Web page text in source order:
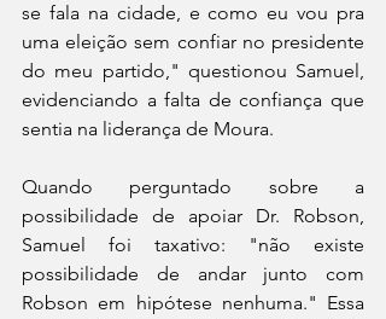
se fala na cidade, e como eu vou pra
uma eleição sem confiar no presidente
do meu partido," questionou Samuel,
evidenciando a falta de confiança que
sentia na liderança de Moura.
Quando perguntado sobre a
possibilidade de apoiar Dr. Robson,
Samuel foi taxativo: "não existe
possibilidade de andar junto com
Robson em hipótese nenhuma." Essa